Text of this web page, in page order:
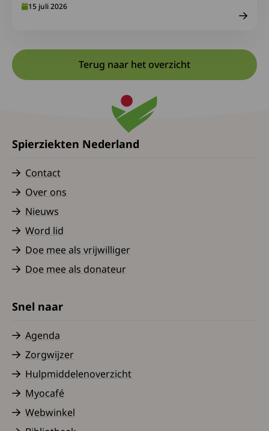
15 juli 2026
Terug naar het overzicht
Spierziekten Nederland
Contact
Over ons
Nieuws
Word lid
Doe mee als vrijwilliger
Doe mee als donateur
Snel naar
Agenda
Zorgwijzer
Hulpmiddelenoverzicht
Myocafé
Webwinkel